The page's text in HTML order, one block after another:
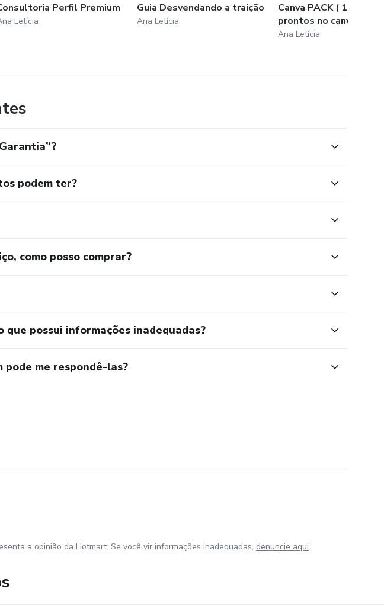
Perfil Premium
Letícia
Guia Desvendando a traição
Ana Letícia
Canva PACK ( 180 Posts
prontos no canva)
Ana Letícia
podem ter?
como posso comprar?
que possui informações inadequadas?
pode me respondê-las?
a opinião da Hotmart. Se você vir informações inadequadas, denuncie aqui